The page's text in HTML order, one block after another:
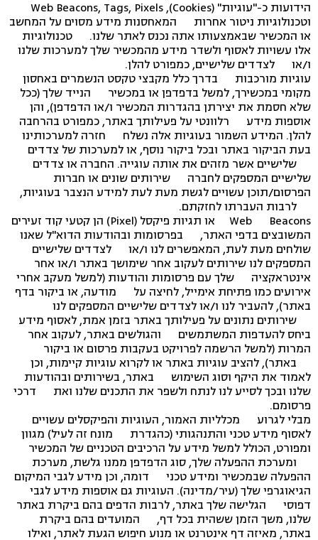
הידועות כ-"עוגיות" (Cookies), Web Beacons, Tags, Pixels
וטכנולוגיות ניטור אחרות המאחסנות מידע מסוים על המחשב
או המכשיר שבאמצעותו אתה נכנס לאתר שלנו. טכנולוגיות
אלו עשויות לאסוף ולשדר מידע מהמכשיר שלך למערכות שלנו
ו/או לצדדים שלישיים, כמפורט להלן.
עוגיות מורכבות בדרך כלל מקבצי טקסט הנשמרים באחסון
מקומי במכשירך, למשל בדפדפן או במכשיר הנייד שלך (ככל
שלא חסמת את יצירתן בהגדרות המכשיר ו/או הדפדפן), והן
אוספות מידע רלוונטי על פעילותך באתר, כמפורט בהרחבה
להלן. המידע השמור בעוגיות אלה נשלח חזרה למערכותינו
בעת הביקור באתר ובכל ביקור נוסף, או למערכות של צדדים
שלישיים אשר מזהים את אותה עוגייה. החברה או צדדים
שלישיים המספקים לחברה שירותים שונים או חברות
הפרסום/תוכן עשויים לגשת מעת לעת למידע הנצבר בעוגיות,
לרבות העברתו לחזקתם.
Web Beacons או תגיות פיקסל (Pixel) הן קטעי קוד זעירים
המשובצים בדפי האתר, בפרסומות ובהודעות הדוא"ל שאנו
שולחים מעת לעת, המאפשרים לנו ו/או לצדדים שלישיים
המספקים לנו שירותים לעקוב אחר שימושך באתר ו/או אחר
אינטראקציה שלך עם פרסומות והודעות (למשל מעקב אחרי
אירועים כמו פתיחת אימייל, לחיצה על מודעה, או ביקור בדף
באתר), להעביר לנו ו/או לצדדים שלישיים המספקים לנו
שירותים נתונים על פעילותך באתר בזמן אמת, לאסוף מידע
ביחס להעדפות המשתמשים והגולשים באתר, לעקוב אחר
המרות (למשל הרשמה לפרויקט בעקבות פרסום או ביקור
באתר), להציב עוגיות באתר או לקרוא עוגיות קיימות, וכן
לאמוד את היקף וסוג השימוש באתר, בשירותים ובהודעות
שלנו ובכך לסייע לנו לנתח ולשפר את התכנים שלנו ואת דרכי
פרסומם.
מבלי לגרוע מכלליות האמור, העוגיות והפיקסלים עשויים
לאסוף מידע טכני והתנהגותי (כהגדרת מונח זה לעיל) מגוון
ומפורט, הכולל למשל מידע על הרכיבים הטכניים של המכשיר
ומערכת ההפעלה שלך, סוג הדפדפן ממנו גלשת, מערכת
ההפעלה שבמכשיר ומידע טכני דומה, וכן מידע לגבי המיקום
הגיאוגרפי שלך (עיר/מדינה). העוגיות גם אוספות מידע לגבי
דפוסי הגלישה שלך באתר, לרבות הדפים בהם ביקרת באתר
שלנו, משך הזמן ששהית בכל דף, המועדים בהם ביקרת
באתר, מאיזה דף אינטרנט או מנוע חיפוש הגעת לאתר, ואילו